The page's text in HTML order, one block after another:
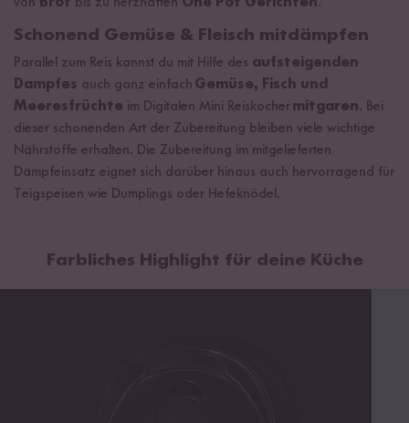
Schonend Gemüse & Fleisch mitdämpfen
Parallel zum Reis kannst du mit Hilfe des aufsteigenden
Dampfes auch ganz einfach Gemüse, Fisch und
Meeresfrüchte im Digitalen Mini Reiskochermitgaren. Bei
dieser schonenden Art der Zubereitung bleiben viele wichtige
Nährstoffe erhalten. Die Zubereitung im mitgelieferten
Dämpfeinsatz eignet sich darüber hinaus auch hervorragend für
Teigspeisen wie Dumplings oder Hefeknödel.
Farbliches Highlight für deine Küche